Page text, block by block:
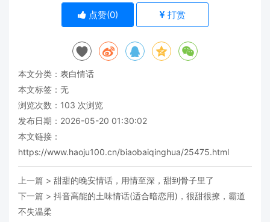
点赞(0) 打赏
本文分类： 表白情话
本文标签：无
浏览次数： 103 次浏览
发布日期：2026-05-20 01:30:02
本文链接：
https://www.haoju100.cn/biaobaiqinghua/25475.html
上一篇 > 甜甜的晚安情话，用情至深，甜到骨子里了
下一篇 > 抖音高能的土味情话(适合暗恋用)，很甜很撩，霸道
不失温柔